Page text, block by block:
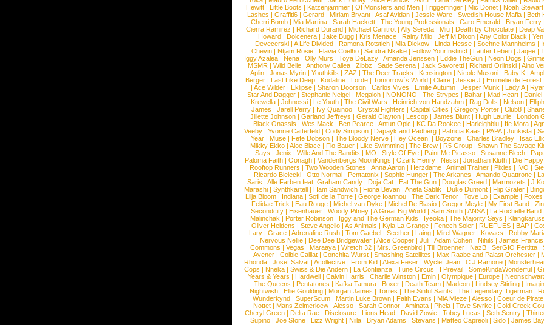
Hewitt| Little Boots | Katzenjammer| Of Monsters and Men| Triggerfinger| Mic Donet| Noah Stewart
Lashes | Graffiti6| Gerard| Miriam Bryant| Asaf Avidan| Jessie Ware| Swedish House Mafia| Beth
Cherri Bomb | Mia Martina | Sarah Hackett | The Young Professionals | Caro Emerald | Bryan Ferry
Cierra Ramirez | Richard Durand | Michael Canitrot | Ally Sereda | Miu | Death by Chocolate | Deap
Howard| Dolcenera| Jake Bugg| Kris Menace| Rainy Milo| Jeff M Dixon| Any Color Black | Yen
Devecerski| A Life Divided| Ramona Rotstich| Mia Diekow| Linda Hesse| Soehne Mannheims |
Chevin| Ntjam Rosie| Flavia Coelho| Sandra Nkake| Follow YourInstinct| Lauter Leben| Jaqee|
Iggy Azalea | Nena | Olly Murs | Toya DeLazy | Amanda Jenssen | Eddie TheGun | Neon Dogs |
MSMR| Wild Belle| Anthony Callea| Zibbz | Sade Serena| Jack Savoretti| Richard Orlinski| Aino
Aplin | Jonas Myrin | Youthkills | ZAZ | The Deer Tracks | Kensington | Nicole Musoni | Baby K |
Berger| Last Like Deep| Kodaline| Lorde| Tomorrow´s World| Claire| Jessie J | Emmelie de Forest
| Ace Wilder| Eklipse| Sharon Doorson| Carlos Vives | Emilie Autumn| Jesper Munk | Lady A|
Star And Dagger | Stephanie Neigel | Megaloh | NONONO | The Strypes | Bahar | Mad Heart |
Krewella | Johnossi | Le Youth | The Civil Wars | Heinrich von Handzahm | Rag Dolls | Nelson |
James | Jarell Perry | Ivy Quainoo | Crystal Fighters | Capital Cities | Gregory Porter | Club8 |
Jillette Johnson | Garland Jeffreys | Gerald Clayton | Lescop | James Blunt | Hugh Laurie | London
Black Onassis | Wes Mack | Ben Pearce | Antun Opic | KC Da Rookee | Harleighblu | Ife Mora |
Veeby | Yvonne Catterfeld | Cody Simpson | Dapayk and Padberg | Patricia Kaas | PAPA| Junkista |
Year| Muse| Fefe Dobson| The Bloody Nerve| Hey Ocean! | Boyzone| Charles Bradley| Isac
Mikky Ekko | Aloe Blacc | Flo Bauer | Like Swimming | The Brew | R5 Group | Shawn The Savage
Says | Jenix | Wille And The Bandits | MO | Style Of Eye | Paint Me Picasso | Susanne Blech |
Paloma Faith| Oonagh| Vandenbergs MoonKings | Ozark Henry| Nessi| Jonathan Kluth| Die Happy
| Rooftop Runners | Two Wooden Stones | Anna Aaron| Herzdame| Animal Trainer| Pixies | IVO |
| Ricardo Bielecki | Otto Normal | Pentatonix | Sophie Hunger | The Arkanes | Amando Quattrone |
Saris | Alle Farben feat. Graham Candy | Doja Cat | Eat The Gun | Douglas Greed | Marmozets | J
Marashi | Synthkartell | Ham Sandwich | Fiona Bevan | Aneta Sablik | Duke Dumont | Flip Grater |
Lilja Bloom | Indiana | Sofi de la Torre | George Ioannou | The Dark Tenor | Tove Lo | Example | Foxes
Felidae Trick | Eau Rouge | Michel van Dyke | Michel De Biasio | Gregor Meyle | My First Band |
Secondcity| Eisenhauer| Woody Pitney| A Great Big World| Sam Smith| ANSA| La Rochelle Band
Malinchak | Porter Robinson| Iggy and The German Kids | Iyeoka| The Majority Says |
Oliver Heldens | Steve Angello| As Animals | Kyla La Grange| Fenech Soler| RUEFUES| BAP|
Lary | Grace | Adrenaline Rush | Tom Gaebel | Seether | Laing | Mirel Wagner | Kovacs | Robby
Nervous Nellie | Dee Dee Bridgewater | Alice Cooper | Juli | Adam Cohen | Nihils | James Francis
Commons | Vegas | Maraaya| Wretch 32| Mrs. Greenbird| Till Broenner| NazB| SerGIO Fertitta|
Avener | Colbie Caillat | Conchita Wurst | Smashing Satellites | Max Raabe and Palast Orchester |
Rhonda | Josef Salvat | Acollective | From Kid | Alexa Feser | Wyclef Jean | C.J.Ramone |
Cops | Nneka | Swiss & Die Andern | La Confianza | Tune Circus | I Prevail | SomeKindaWonderful |
Years & Years | Hardwell| Calvin Harris | Charlie Winston| Emin| Olympique| Europe|
The Queens | Pentatones | Kafka Tamura | Boxer | Death Team | Madeon | Lindsey Stirling |
Nightwish| Ellie Goulding| Morgan James | Torres | The Sinful Saints | The Legendary Tigerman|
Wunderkynd | SuperScum | Martin Luke Brown | Faith Evans | MiA Mieze | Alesso | Coeur de Pirate
Nottet| Mans Zelmerloew| Alesso| Sarah Connor| Aminata| Phela| Tove Styrke| Cold Creek
Cheryl Green| Delta Rae| Disclosure| Lions Head| David Zowie| Tobey Lucas | Seth Sentry|
Supino| Joe Stone| Lizz Wright| Niila| Bryan Adams | Stevans | Matteo Capreoli| Sido| James Bay